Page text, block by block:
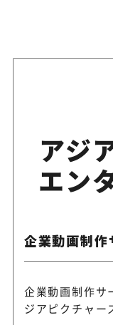
アジ
エン
企業動画制作
企業動画制作サ
ジアピクチャー